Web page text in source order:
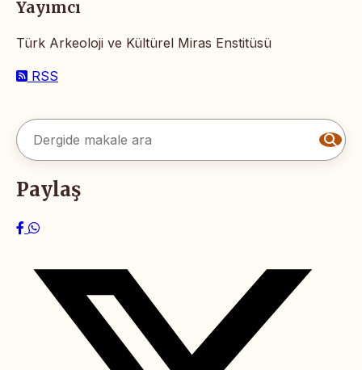
Yayımcı
Türk Arkeoloji ve Kültürel Miras Enstitüsü
RSS
Paylaş